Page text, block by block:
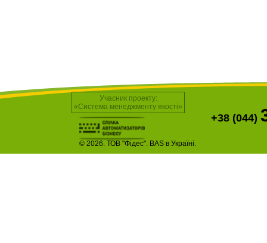
Учасник проекту:
«Система менеджменту якості»
© 2026. ТОВ "Фідес". BAS в Україні.
+38 (044)